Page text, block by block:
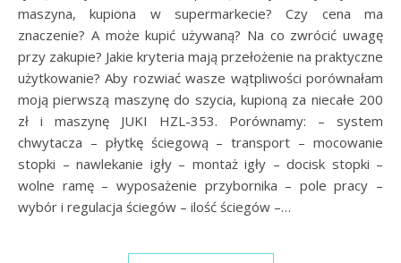
maszyna, kupiona w supermarkecie? Czy cena ma
znaczenie? A może kupić używaną? Na co zwrócić uwagę
przy zakupie? Jakie kryteria mają przełożenie na praktyczne
użytkowanie? Aby rozwiać wasze wątpliwości porównałam
moją pierwszą maszynę do szycia, kupioną za niecałe 200
zł i maszynę JUKI HZL-353. Porównamy: – system
chwytacza – płytkę ściegową – transport – mocowanie
stopki – nawlekanie igły – montaż igły – docisk stopki –
wolne ramę – wyposażenie przybornika – pole pracy –
wybór i regulacja ściegów – ilość ściegów –…